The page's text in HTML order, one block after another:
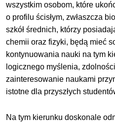
wszystkim osobom, które
o profilu ścisłym, zwłaszcza
szkół średnich, którzy
chemii oraz fizyki, będą mieć
kontynuowania nauki na tym
logicznego myślenia,
zainteresowanie naukami
istotne dla przyszłych
Na tym kierunku doskonale